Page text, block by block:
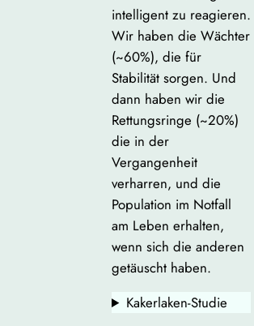
intelligent zu reagieren.
Wir haben die Wächter
(~60%), die für
Stabilität sorgen. Und
dann haben wir die
Rettungsringe (~20%)
die in der
Vergangenheit
verharren, und die
Population im Notfall
am Leben erhalten,
wenn sich die anderen
getäuscht haben.
Kakerlaken-Studie